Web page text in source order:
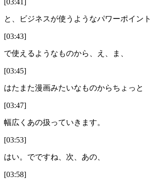
と、ビジネスが使うようなパワーポイント
[03:43]
で使えるようなものから、え、ま、
[03:45]
はたまた漫画みたいなものからちょっと
[03:47]
幅広くあの扱っていきます。
[03:53]
はい。でですね、次、あの、
[03:58]